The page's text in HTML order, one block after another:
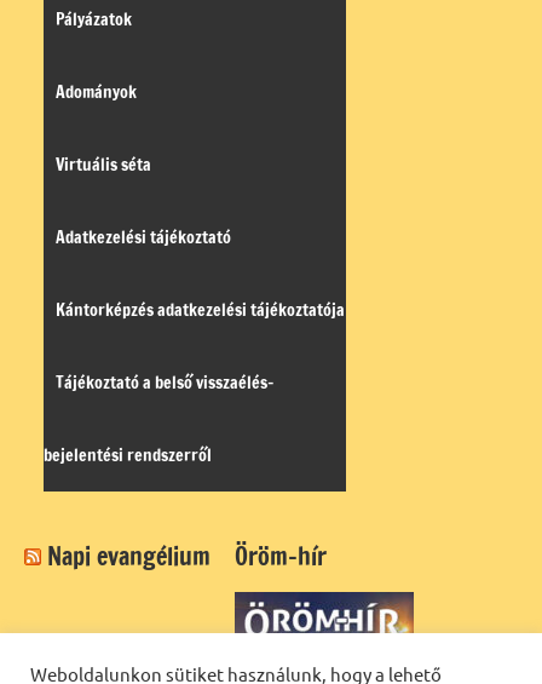
Pályázatok
Adományok
Virtuális séta
Adatkezelési tájékoztató
Kántorképzés adatkezelési tájékoztatója
Tájékoztató a belső visszaélés-
bejelentési rendszerről
Napi evangélium Öröm-hír
Weboldalunkon sütiket használunk, hogy a lehető